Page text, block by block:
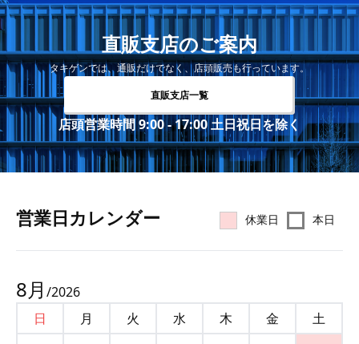
直販支店のご案内
タキゲンでは、通販だけでなく、店頭販売も行っています。
直販支店一覧
店頭営業時間 9:00 - 17:00 土日祝日を除く
営業⽇カレンダー 休業日 本日
8月 /2026
日
月 火 水 木 金
土